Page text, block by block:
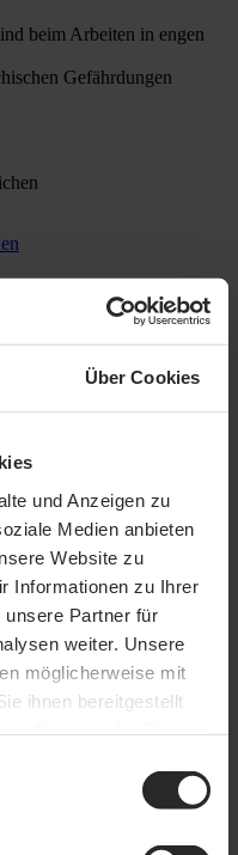
Über Cookies
und Anzeigen zu
Medien anbieten
Website zu
Informationen zu Ihrer
unsere Partner für
weiter. Unsere
möglicherweise mit
ihnen bereitgestellt
beim Arbeiten in engen
Gefährdungen
beim Arbeiten in
Vorbereitung bei
beachtet werden?
bei Ausschachtungen
einzuhalten?